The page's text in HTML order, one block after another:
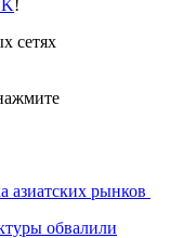
!
сетях
азиатских рынков
обвалили